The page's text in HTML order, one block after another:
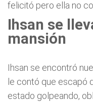
felicitó pero ella no
Ihsan se
mansión
Ihsan se encontró
le contó que escapó
estado golpeando,